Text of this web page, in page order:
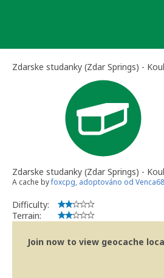
Zdarske studanky (Zdar Springs) -
Zdarske studanky (Zdar Springs) -
A cache byfoxcpg, adoptováno od
Difficulty:
Terrain:
Join now to view geocache